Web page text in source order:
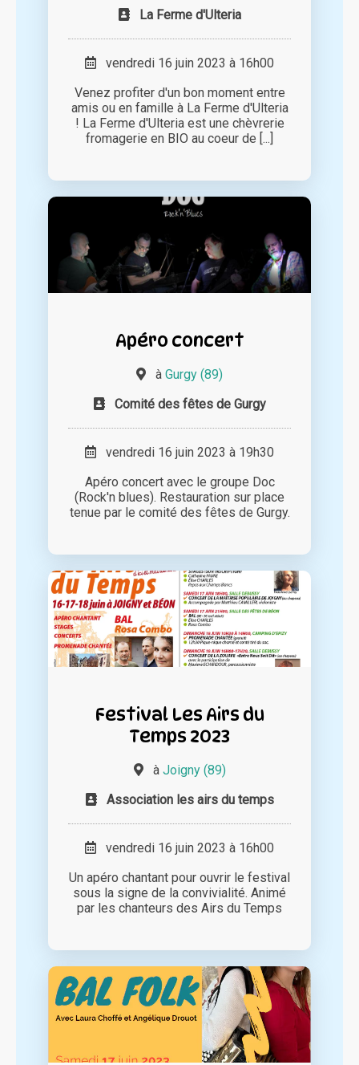
La Ferme d'Ulteria
vendredi 16 juin 2023 à 16h00
Venez profiter d'un bon moment entre
amis ou en famille à La Ferme d'Ulteria
! La Ferme d'Ulteria est une chèvrerie
fromagerie en BIO au coeur de [...]
Apéro concert
à Gurgy (89)
Comité des fêtes de Gurgy
vendredi 16 juin 2023 à 19h30
Apéro concert avec le groupe Doc
(Rock'n blues). Restauration sur place
tenue par le comité des fêtes de Gurgy.
Festival Les Airs du
Temps 2023
à Joigny (89)
Association les airs du temps
vendredi 16 juin 2023 à 16h00
Un apéro chantant pour ouvrir le festival
sous la signe de la convivialité. Animé
par les chanteurs des Airs du Temps